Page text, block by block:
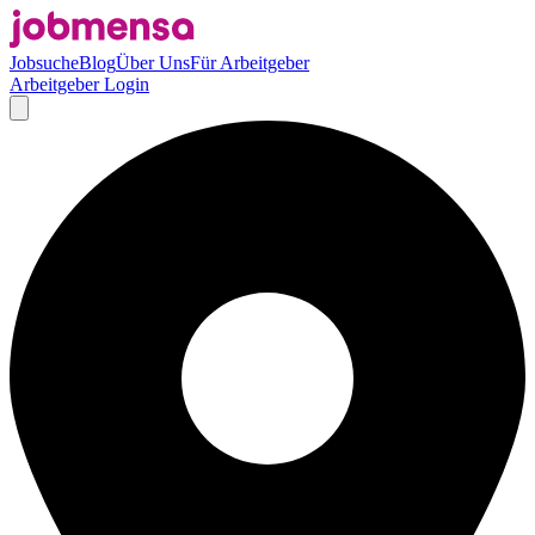
JobsucheBlogÜber UnsFür Arbeitgeber
Arbeitgeber Login